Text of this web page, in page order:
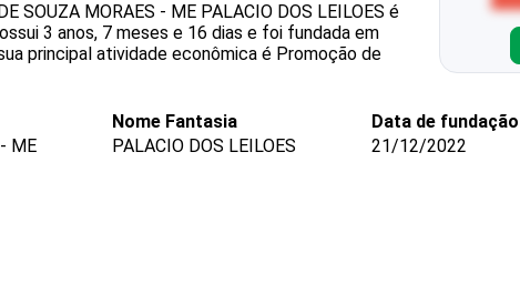
SOUZA MORAES - ME PALACIO DOS LEILOES é
3 anos, 7 meses e 16 dias e foi fundada em
principal atividade econômica é Promoção de
ME
Nome Fantasia
PALACIO DOS LEILOES
Data de fundação
21/12/2022